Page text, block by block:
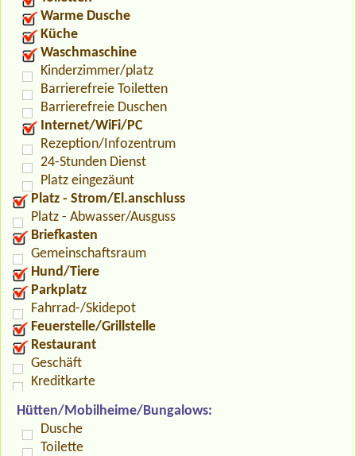
Warme Dusche
Küche
Waschmaschine
Kinderzimmer/platz
Barrierefreie Toiletten
Barrierefreie Duschen
Internet/WiFi/PC
Rezeption/Infozentrum
24-Stunden Dienst
Platz eingezäunt
Platz - Strom/El.anschluss
Platz - Abwasser/Ausguss
Briefkasten
Gemeinschaftsraum
Hund/Tiere
Parkplatz
Fahrrad-/Skidepot
Feuerstelle/Grillstelle
Restaurant
Geschäft
Kreditkarte
Hütten/Mobilheime/Bungalows:
Dusche
Toilette